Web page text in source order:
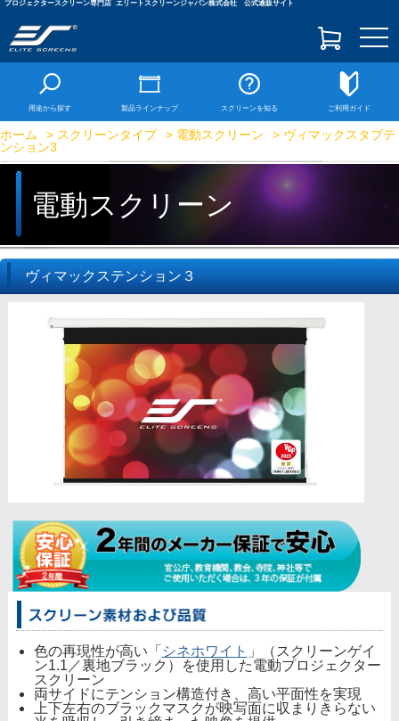
プロジェクタースクリーン専門店 エリートスクリーンジャパン株式会社 公式通販サイト
用途から探す 製品ラインナップ スクリーンを知る ご利用ガイド
ホーム > スクリーンタイプ > 電動スクリーン
> ヴィマックスタブテ
ンション3
電動スクリーン
ヴィマックステンション３
色の再現性が高い「 シネホワイト 」（スクリーンゲイ
ン1.1／裏地ブラック）を使用した電動プロジェクター
スクリーン
両サイドにテンション構造付き、高い平面性を実現
上下左右のブラックマスクが映写面に収まりきらない